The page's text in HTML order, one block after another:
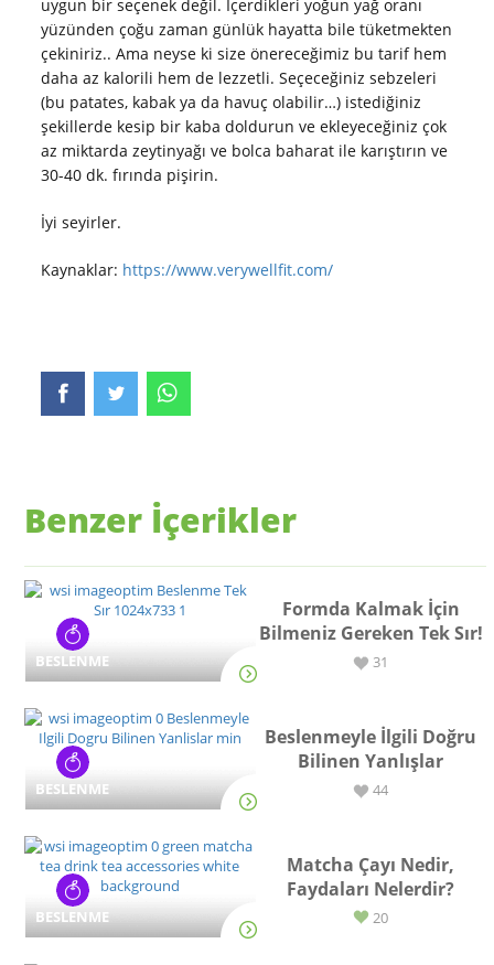
uygun bir seçenek değil. İçerdikleri yoğun yağ oranı
yüzünden çoğu zaman günlük hayatta bile tüketmekten
çekiniriz.. Ama neyse ki size önereceğimiz bu tarif hem
daha az kalorili hem de lezzetli. Seçeceğiniz sebzeleri
(bu patates, kabak ya da havuç olabilir…) istediğiniz
şekillerde kesip bir kaba doldurun ve ekleyeceğiniz çok
az miktarda zeytinyağı ve bolca baharat ile karıştırın ve
30-40 dk. fırında pişirin.
İyi seyirler.
Kaynaklar: https://www.verywellfit.com/
Benzer İçerikler
BESLENME
Formda Kalmak İçin
Bilmeniz Gereken Tek Sır!
31
BESLENME
Beslenmeyle İlgili Doğru
Bilinen Yanlışlar
44
BESLENME
Matcha Çayı Nedir,
Faydaları Nelerdir?
20